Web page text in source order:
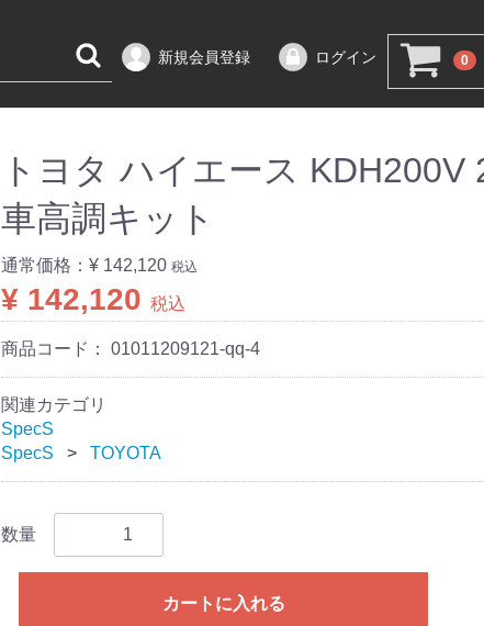
0
新規会員登録 ログイン
トヨタ ハイエース KDH200V
車高調キット
通常価格： ¥ 142,120 税込
¥ 142,120 税込
商品コード： 01011209121-qq-4
関連カテゴリ
SpecS
SpecS
TOYOTA
数量
カートに入れる